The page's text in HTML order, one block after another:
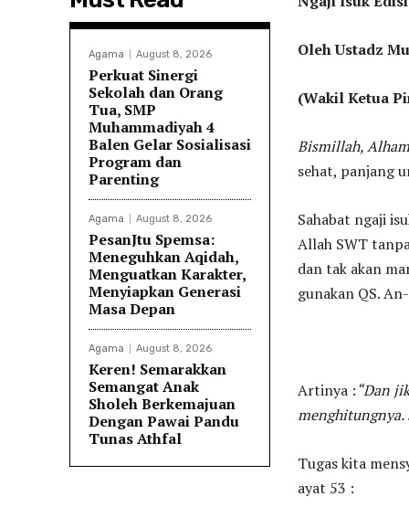
Agama August 8, 2026
Perkuat Sinergi
Sekolah dan Orang
Tua, SMP
Muhammadiyah 4
Balen Gelar Sosialisasi
Program dan
Parenting
Agama August 8, 2026
PesanJtu Spemsa:
Meneguhkan Aqidah,
Menguatkan Karakter,
Menyiapkan Generasi
Masa Depan
Agama August 8, 2026
Keren! Semarakkan
Semangat Anak
Sholeh Berkemajuan
Dengan Pawai Pandu
Tunas Athfal
Oleh Ustadz
(Wakil Ketua
Bismillah,
sehat, panjang
Sahabat ngaji
Allah SWT
dan tak akan
gunakan QS.
Artinya :“Dan
menghitungnya.
Tugas kita
ayat 53 :